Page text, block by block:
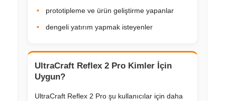
prototipleme ve ürün geliştirme yapanlar
dengeli yatırım yapmak isteyenler
UltraCraft Reflex 2 Pro Kimler İçin
Uygun?
UltraCraft Reflex 2 Pro şu kullanıcılar için daha